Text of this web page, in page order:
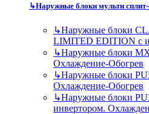
↳Наружные блоки мульти
↳Наружные блоки
LIMITED EDITION с
↳Наружные блоки
Охлаждение-Обогрев
↳Наружные блоки
Охлаждение-Обогрев
↳Наружные блоки
инвертором.